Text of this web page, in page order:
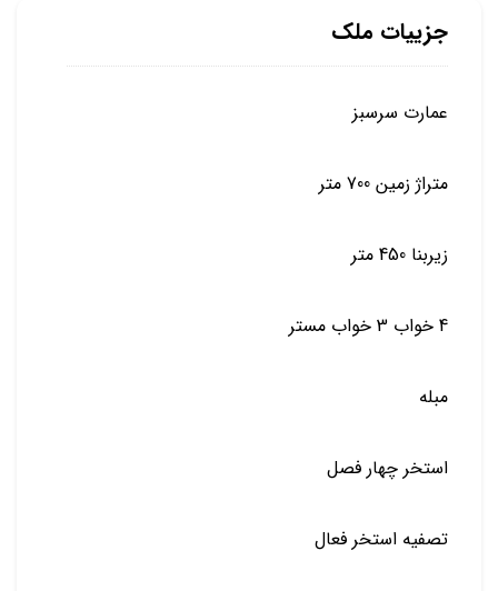
جزییات ملک
عمارت سرسبز
متراژ زمین 700 متر
زیربنا 450 متر
4 خواب 3 خواب مستر
مبله
استخر چهار فصل
تصفیه استخر فعال